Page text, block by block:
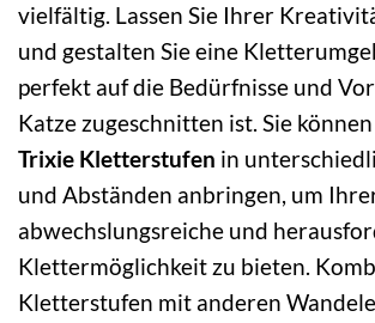
vielfältig. Lassen Sie Ihrer
und gestalten Sie eine
perfekt auf die Bedürfnisse und
Katze zugeschnitten ist. Sie
Trixie Kletterstufen in
und Abständen anbringen, um
abwechslungsreiche und
Klettermöglichkeit zu bieten.
Kletterstufen mit anderen